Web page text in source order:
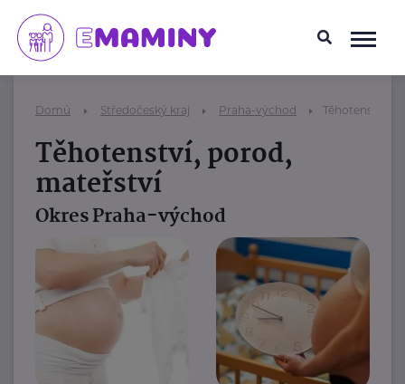
Domů Středočeský kraj Praha-východ Těhotenství,
Těhotenství, porod,
mateřství
Okres Praha-východ